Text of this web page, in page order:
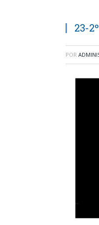
23-
POR